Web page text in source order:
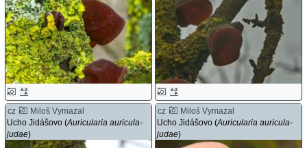
cz
Miloš Vymazal
Ucho Jidášovo (Auricularia auricula-
judae)
cz
Miloš Vymazal
Ucho Jidášovo (Auricularia auricula-
judae)